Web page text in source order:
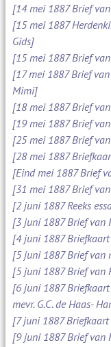
[14 mei 1887 Brief
[15 mei 1887
Gids]
[15 mei 1887 Brief
[17 mei 1887 Brief
Mimi]
[18 mei 1887 Brief
[19 mei 1887 Brief
[25 mei 1887 Brief
[28 mei 1887
[Eind mei 1887 Brief
[31 mei 1887 Brief
[2 juni 1887 Reeks
[3 juni 1887 Brief van
[4 juni 1887
[5 juni 1887 Brief van
[5 juni 1887 Brief van
[6 juni 1887 Briefkaart
mevr. G.C. de Haas-
[7 juni 1887
[9 juni 1887 Brief van